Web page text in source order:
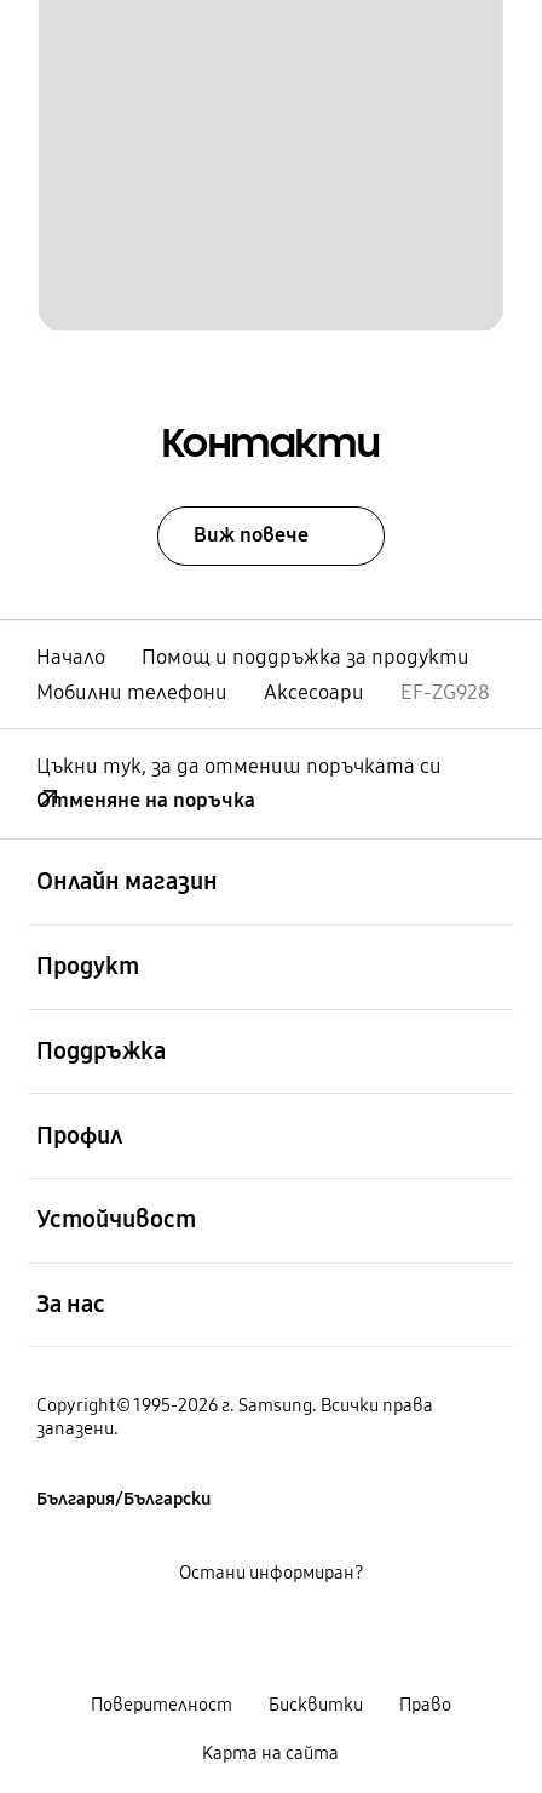
Контакти
Виж повече
Начало
Помощ и поддръжка за продукти
Мобилни телефони
Аксесоари EF-ZG928
Цъкни тук, за да отмениш поръчката си
Отменяне на поръчка
Онлайн магазин
Продукт
Поддръжка
Профил
Устойчивост
За нас
Copyright© 1995-2026 г. Samsung. Всички права
запазени.
България/Български
Поверителност Бисквитки Право
Карта на сайта
Остани информиран?